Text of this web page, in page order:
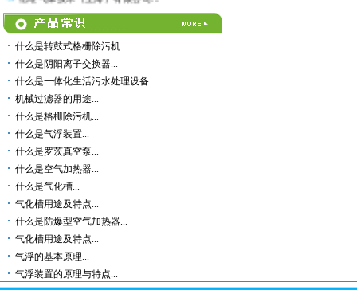
张家港宏发炼钢有限公司吸尘装置...
江苏平湖热电厂三叶罗茨风机...
江苏青狮集团余热发电厂三叶罗茨...
什么是转鼓式格栅除污机...
什么是阴阳离子交换器...
什么是一体化生活污水处理设备...
机械过滤器的用途...
什么是格栅除污机...
什么是气浮装置...
什么是罗茨真空泵...
什么是空气加热器...
什么是气化槽...
气化槽用途及特点...
什么是防爆型空气加热器...
气化槽用途及特点...
气浮的基本原理...
气浮装置的原理与特点...